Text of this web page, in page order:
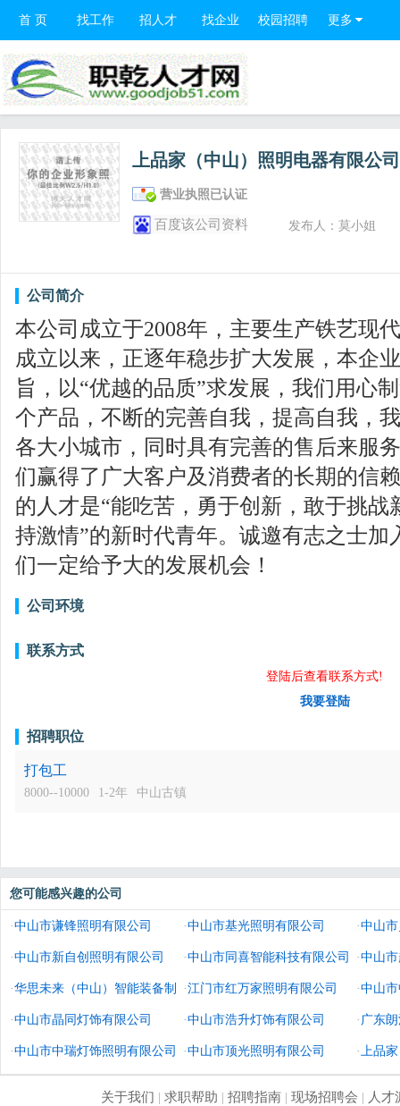
首 页 找工作 招人才 找企业 校园招聘 更多
上品家（中山）照明电器有限公司
营业执照已认证
百度该公司资料 发布人：莫小姐
公司简介
本公司成立于2008年，主要生产铁艺现
成立以来，正逐年稳步扩大发展，本企
旨，以“优越的品质”求发展，我们用心
个产品，不断的完善自我，提高自我，
各大小城市，同时具有完善的售后来服
们赢得了广大客户及消费者的长期的信
的人才是“能吃苦，勇于创新，敢于挑
持激情”的新时代青年。诚邀有志之士加
们一定给予大的发展机会！
公司环境
联系方式
登陆后查看联系方式!
我要登陆
招聘职位
打包工
8000--10000 1-2年 中山古镇
您可能感兴趣的公司
·中山市谦锋照明有限公司 ·中山市基光照明有限公司 ·中山
·中山市新自创照明有限公司 ·中山市同喜智能科技有限公司 ·中山
·华思未来（中山）智能装备制
造有限公司
·江门市红万家照明有限公司 ·中山
·中山市晶同灯饰有限公司 ·中山市浩升灯饰有限公司 · 广东
·中山市中瑞灯饰照明有限公司 ·中山市顶光照明有限公司 · 上品
关于我们 | 求职帮助 | 招聘指南| 现场招聘会 | 人才